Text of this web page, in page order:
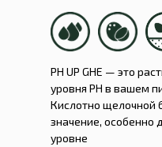
PH UP GHE — это
уровня PH в вашем
Кислотно щелочной
значение, особенно
уровне